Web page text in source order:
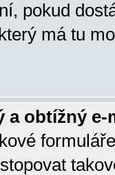
pokud
má tu
a obtížný